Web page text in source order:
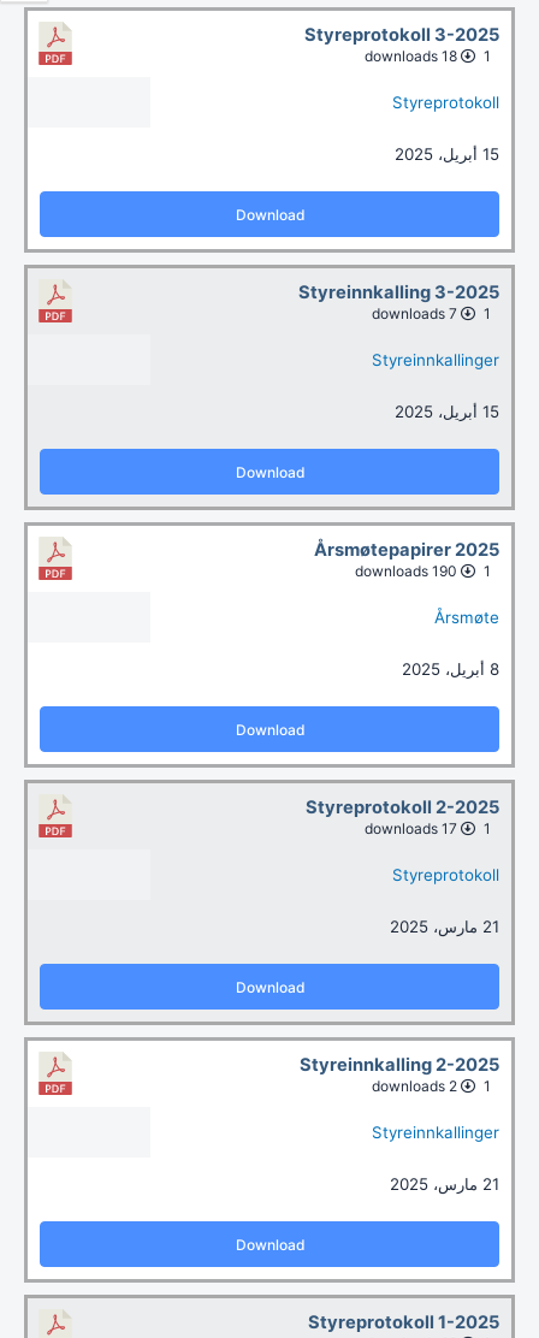
Styreprotokoll 3-2025
1
18 downloads
Styreprotokoll
15 أبريل، 2025
Download
Styreinnkalling 3-2025
1
Styreinnkallinger
15 أبريل، 2025
Download
Årsmøtepapirer 2025
1
Årsmøte
8 أبريل، 2025
Download
Styreprotokoll 2-2025
1
Styreprotokoll
21 مارس، 2025
Download
Styreinnkalling 2-2025
1
2 downloads
Styreinnkallinger
21 مارس، 2025
Download
Styreprotokoll 1-2025